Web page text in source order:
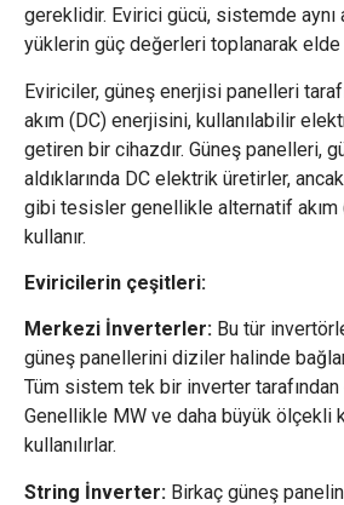
gereklidir. Evirici gücü, sistemde aynı
yüklerin güç değerleri toplanarak elde
Eviriciler, güneş enerjisi panelleri
akım (DC) enerjisini, kullanılabilir
getiren bir cihazdır. Güneş panelleri,
aldıklarında DC elektrik üretirler,
gibi tesisler genellikle alternatif akım
kullanır.
Eviricilerin çeşitleri:
Merkezi İnverterler: Bu tür
güneş panellerini diziler halinde
Tüm sistem tek bir inverter tarafından
Genellikle MW ve daha büyük ölçekli
kullanılırlar.
String İnverter: Birkaç güneş